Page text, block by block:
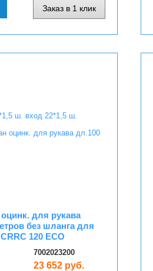
Заказ в 1 клик
для рукава
без шланга для
120 ECO
7002023200
23 652 руб.